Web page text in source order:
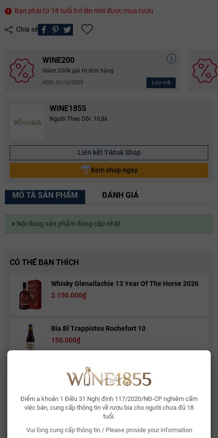
Điểm a khoản 1 Điều 31 Nghị định 117/2020/NĐ-CP nghiêm cấm
việc bán, cung cấp thông tin về rượu bia cho người chưa đủ 18
tuổi.
Vui lòng cung cấp thông tin / Please provide your information
Bạn phải từ 18 tuổi trở lên mới được mua rượu
Chia sẻ
WINE200
Giảm 200k giá trị đơn hàng
HSD: 31/12/2025 Lưu mã
WINE1855
Người Theo Dõi: 10,8k
Liên kết Tiktok Shop
Xem shop ngay
MÔ TẢ SẢN PHẨM ĐÁNH GIÁ
×Nội dung sản phẩm đang cập nhật.
CÓ THỂ BẠN THÍCH
Whisky Glenallachie 13 Year Of The Horse 2026
2.150.000₫
Bia Bỉ Trappistes Rochefort 10
150.000₫
Rượu Vang Sủi Gemma Di Luna Moscato Vino
Spumante
Rượu Vang Ý Terre Di Mario 17%
490.000₫ 632.500₫